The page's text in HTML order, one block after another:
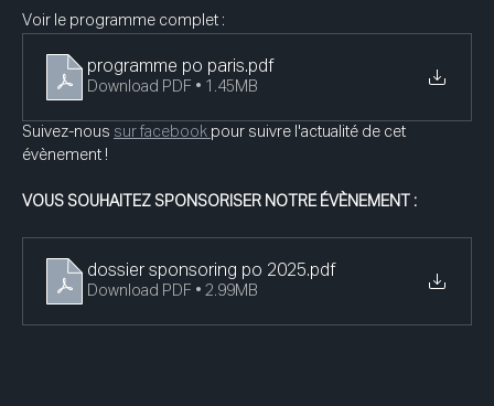
Voir le programme complet :
programme po paris.pdf
Download PDF • 1.45MB
Suivez-nous sur facebook pour suivre l'actualité de cet
évènement !
VOUS SOUHAITEZ SPONSORISER NOTRE ÉVÈNEMENT :
dossier sponsoring po 2025.pdf
Download PDF • 2.99MB